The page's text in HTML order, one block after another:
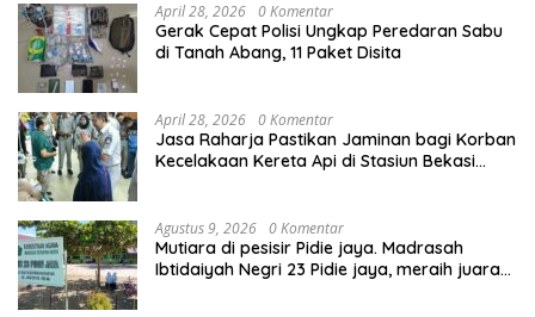
April 28, 2026 0 Komentar
Gerak Cepat Polisi Ungkap Peredaran Sabu
di Tanah Abang, 11 Paket Disita
April 28, 2026 0 Komentar
Jasa Raharja Pastikan Jaminan bagi Korban
Kecelakaan Kereta Api di Stasiun Bekasi
Agustus 9, 2026 0 Komentar
Mutiara di pesisir Pidie jaya. Madrasah
Ibtidaiyah Negri 23 Pidie jaya, meraih juara